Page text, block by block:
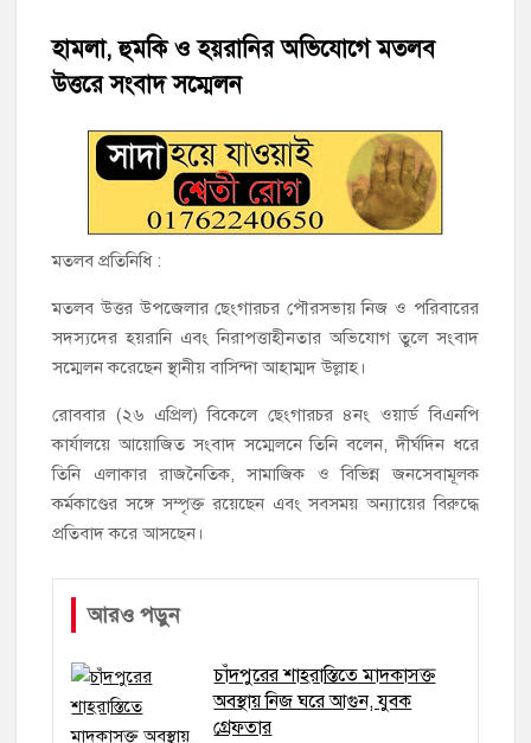
হাজীগঞ্জে অস্বাস্থ্যকর পরিবেশে খাবার প্রস্তুত: ২ হোটেলকে ৪৫ হাজার
হাজীগঞ্জে ৬ বছরের শিশুকে ধর্ষণের অভিযোগে কেয়ারটেকার আটক
হাজীগঞ্জের রাজারগাঁও উবিতে জুলাই গণঅভ্যুত্থান দিবস পালন
গণঅভ্যুত্থান দিবস’ পালিত
‘জনগণের ভোটে নির্বাচিত হয়ে ফরিদগঞ্জের উন্নয়নে কাজ করছি’ :
নৌ পুলিশ ফাঁড়ির নাকের ডগায় কারেন্ট জালের দাপট, মতলবে প্রকাশ্যে
নিষিদ্ধ জাল মেরামত ও মাছ শিকার
হামলা, হুমকি ও হয়রানির অভিযোগে মতলব
উত্তরে সংবাদ সম্মেলন
মতলব প্রতিনিধি :
মতলব উত্তর উপজেলার ছেংগারচর পৌরসভায় নিজ ও পরিবারের
সদস্যদের হয়রানি এবং নিরাপত্তাহীনতার অভিযোগ তুলে সংবাদ
সম্মেলন করেছেন স্থানীয় বাসিন্দা আহাম্মদ উল্লাহ।
রোববার (২৬ এপ্রিল) বিকেলে ছেংগারচর ৪নং ওয়ার্ড বিএনপি
কার্যালয়ে আয়োজিত সংবাদ সম্মেলনে তিনি বলেন, দীর্ঘদিন ধরে
তিনি এলাকার রাজনৈতিক, সামাজিক ও বিভিন্ন জনসেবামূলক
কর্মকাণ্ডের সঙ্গে সম্পৃক্ত রয়েছেন এবং সবসময় অন্যায়ের বিরুদ্ধে
প্রতিবাদ করে আসছেন।
আরও পড়ুন
চাঁদপুরের শাহরাস্তিতে মাদকাসক্ত
অবস্থায় নিজ ঘরে আগুন, যুবক
গ্রেফতার